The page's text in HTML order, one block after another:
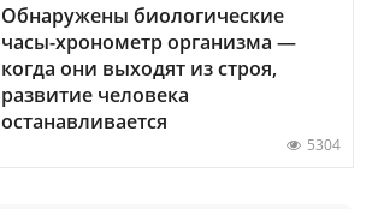
Обнаружены биологические
часы-хронометр организма —
когда они выходят из строя,
развитие человека
останавливается
5304